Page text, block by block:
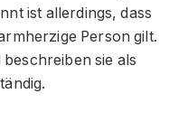
ist allerdings, dass
Person gilt.
sie als